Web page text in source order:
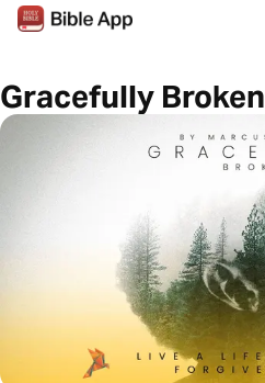
Gracefully Broken